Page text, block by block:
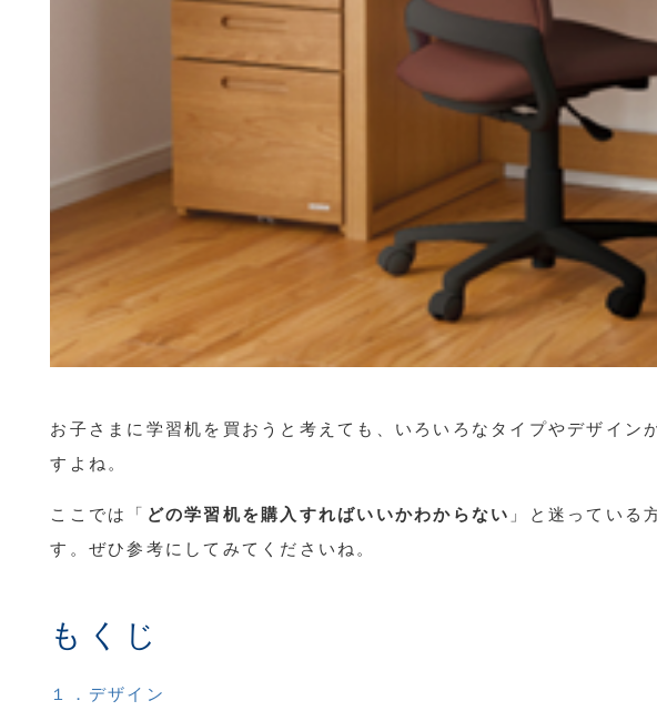
お子さまに学習机を買おうと考えても、いろいろなタイプやデザイン
すよね。
ここでは「 どの学習机を購入すればいいかわからない 」と迷っている
す。ぜひ参考にしてみてくださいね。
もくじ
１．デザイン